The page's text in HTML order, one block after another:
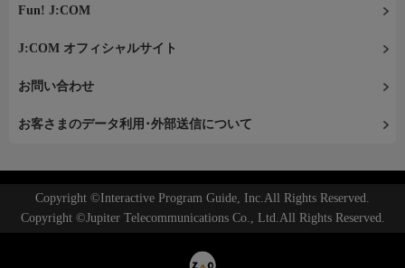
Fun! J:COM
J:COM オフィシャルサイト
お問い合わせ
お客さまのデータ利用･外部送信について
Copyright ©Interactive Program Guide, Inc.All Rights Reserved.
Copyright ©Jupiter Telecommunications Co., Ltd.All Rights Reserved.